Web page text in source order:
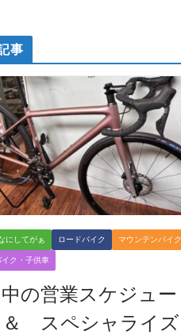
事
にしてがぁ ロードバイク マウンテンバイク
イク・子供車
中の営業スケジュー
スペシャライズ